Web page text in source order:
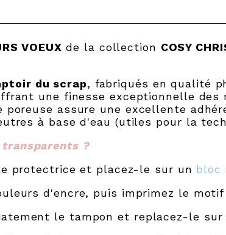
VOEUX de la collection COSY
du scrap, fabriqués en qualité
une finesse exceptionnelle des
assure une excellente
à base d'eau (utiles pour la
?
protectrice et placez-le sur un bloc
d'encre, puis imprimez le
le tampon et replacez-le